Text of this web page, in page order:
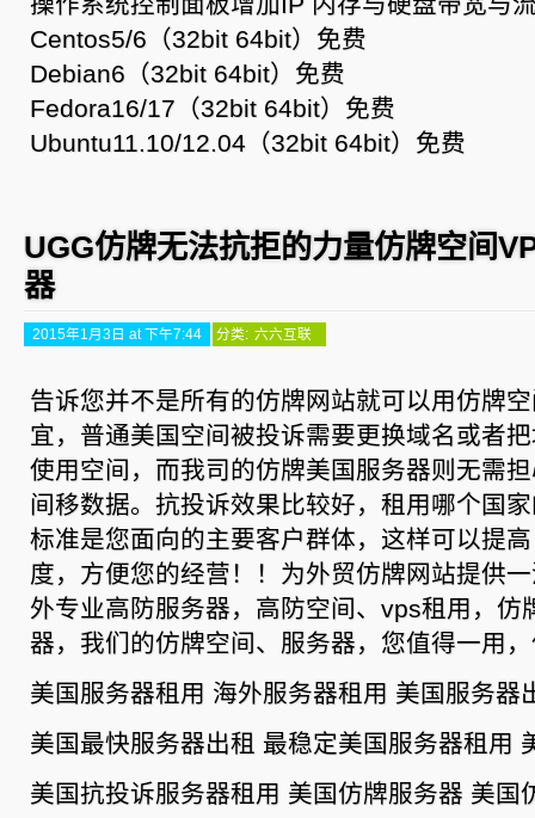
Centos5/6（32bit 64bit）免费
Debian6（32bit 64bit）免费
Fedora16/17（32bit 64bit）免费
Ubuntu11.10/12.04（32bit 64bit）免费
UGG仿牌无法抗拒的力量仿牌空间
器
2015年1月3日 at 下午7:44 分类: 六六互联
告诉您并不是所有的仿牌网站就可以用仿牌
宜，普通美国空间被投诉需要更换域名或者
使用空间，而我司的仿牌美国服务器则无需
间移数据。抗投诉效果比较好，租用哪个国
标准是您面向的主要客户群体，这样可以提
度，方便您的经营！！为外贸仿牌网站提供
外专业高防服务器，高防空间、vps租用，仿
器，我们的仿牌空间、服务器，您值得一用
美国服务器租用 海外服务器租用 美国服务器
美国最快服务器出租 最稳定美国服务器租用
美国抗投诉服务器租用 美国仿牌服务器 美国